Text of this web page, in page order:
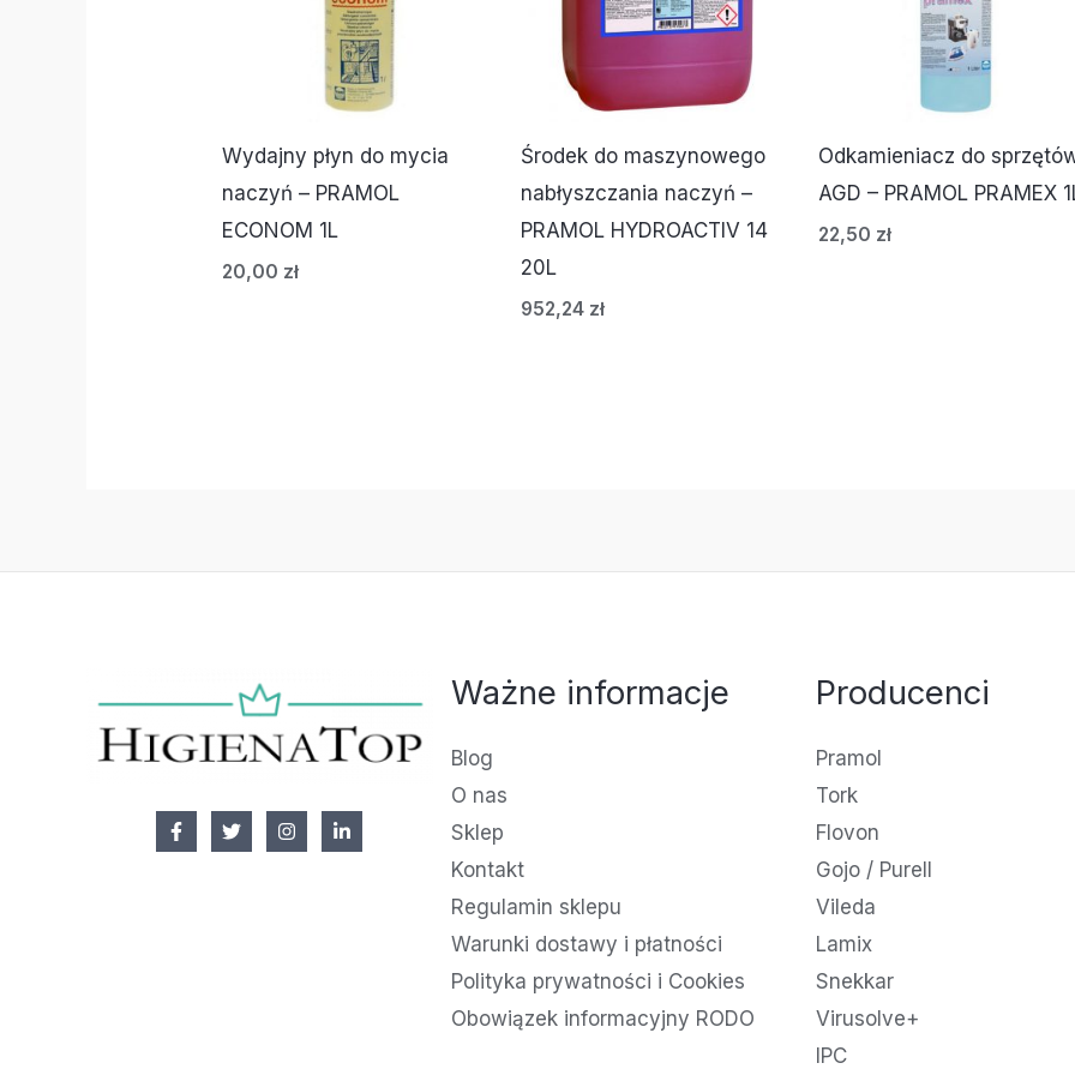
Wydajny płyn do mycia
naczyń – PRAMOL
ECONOM 1L
20,00 zł
Środek do maszynowego
nabłyszczania naczyń –
PRAMOL HYDROACTIV 14
20L
952,24 zł
Odkamieniacz do
AGD – PRAMOL PRAMEX
22,50 zł
Ważne informacje
Blog
O nas
Sklep
Kontakt
Regulamin sklepu
Warunki dostawy i płatności
Polityka prywatności i Cookies
Obowiązek informacyjny RODO
Producenci
Pramol
Tork
Flovon
Gojo / Purell
Vileda
Lamix
Snekkar
Virusolve+
IPC